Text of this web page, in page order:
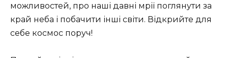
можливостей, про наші давні мрії поглянути за
край неба і побачити інші світи. Відкрийте для
себе космос поруч!